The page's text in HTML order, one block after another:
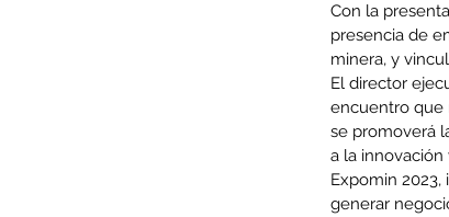
Con la
presencia de
minera, y
El director
encuentro que
se promoverá
a la
Expomin
generar